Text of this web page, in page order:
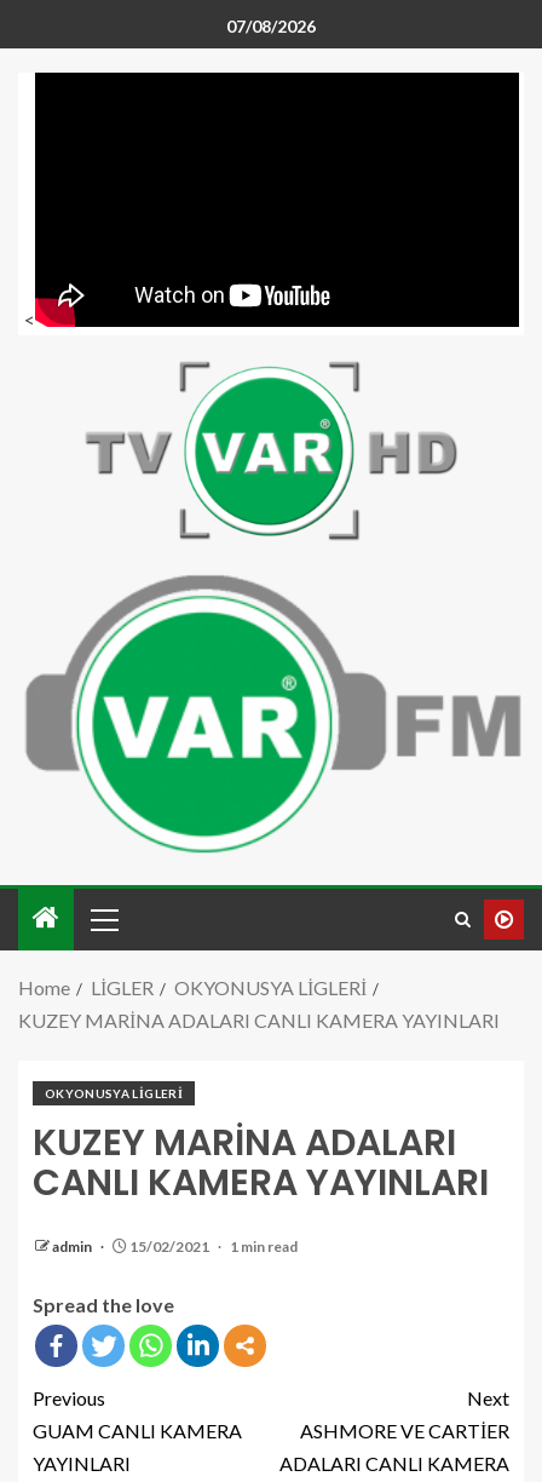
07/08/2026
<
Home LİGLER
OKYONUSYA LİGLERİ
KUZEY MARİNA ADALARI CANLI KAMERA YAYINLARI
OKYONUSYA LİGLERİ
KUZEY MARİNA ADALARI
CANLI KAMERA YAYINLARI
admin 15/02/2021 1 min read
Spread the love
Previous
GUAM CANLI KAMERA
YAYINLARI
Next
ASHMORE VE CARTİER
ADALARI CANLI KAMERA